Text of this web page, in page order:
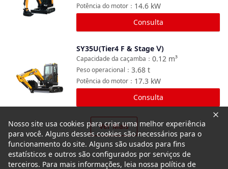
14.6 kW
Potência do motor ：
Consulta
SY35U(Tier4 F & Stage Ⅴ)
0.12 m³
Capacidade da caçamba ：
3.68 t
Peso operacional ：
17.3 kW
Potência do motor ：
Consulta
Ver Mais
Nosso site usa cookies para criar uma melhor experiência
para você. Alguns desses cookies são necessários para o
funcionamento do site. Alguns são usados para fins
estatísticos e outros são configurados por serviços de
terceiros. Para mais informações, leia nossa política de